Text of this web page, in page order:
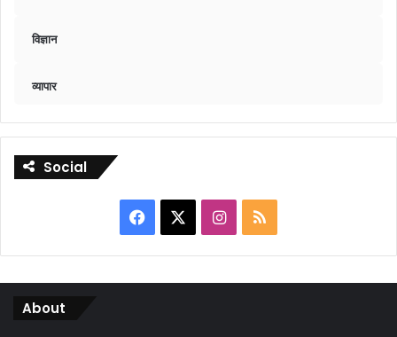
विज्ञान
व्यापार
Social
Facebook Instagram
RSS
About